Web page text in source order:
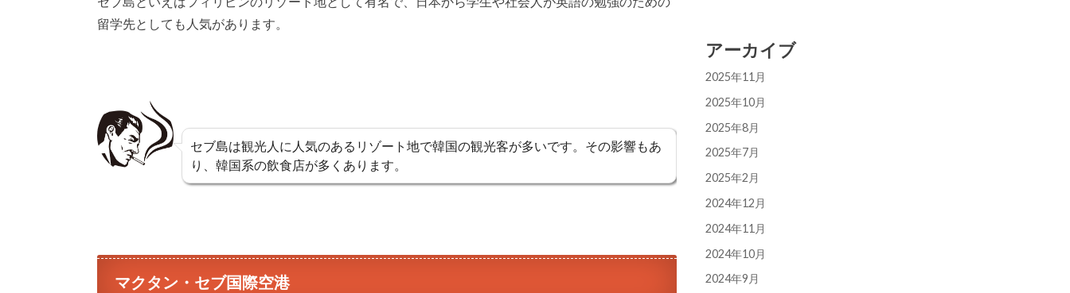
留学先としても人気があります。
セブ島は観光人に人気のあるリゾート地で韓国の観光客が多いです。その影響もあ
り、韓国系の飲食店が多くあります。
マクタン・セブ国際空港
アーカイブ
2025年11月
2025年10月
2025年8月
2025年7月
2025年2月
2024年12月
2024年11月
2024年10月
2024年9月